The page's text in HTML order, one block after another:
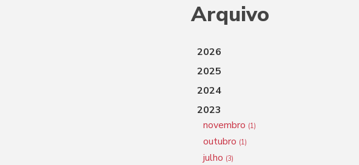
Arquivo
2026
2025
2024
2023
novembro (1)
outubro (1)
julho (3)